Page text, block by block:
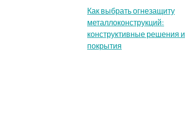
Как выбрать огнезащиту
металлоконструкций:
конструктивные решения и
покрытия